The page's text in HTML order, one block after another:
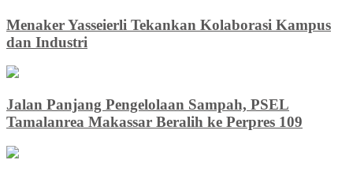
Menaker Yasseierli Tekankan Kolaborasi Kampus
dan Industri
Jalan Panjang Pengelolaan Sampah, PSEL
Tamalanrea Makassar Beralih ke Perpres 109